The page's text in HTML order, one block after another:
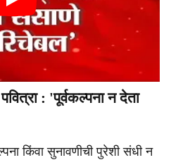
: 'पूर्वकल्पना न देता
किंवा सुनावणीची पुरेशी संधी न